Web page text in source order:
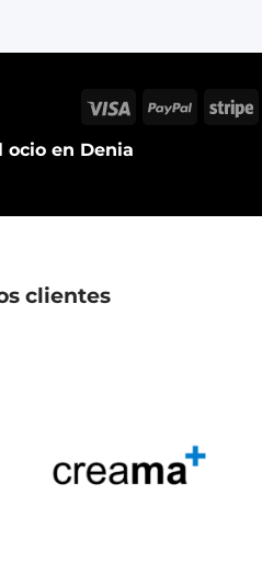
ocio en Denia
Visa PayPal
clientes